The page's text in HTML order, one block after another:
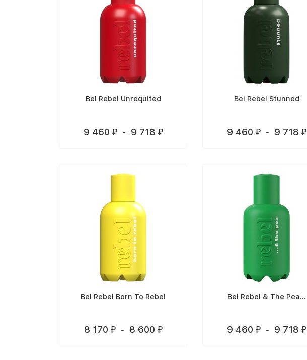
Bel Rebel Unrequited
9 460 ₽ - 9 718 ₽
Bel Rebel Stunned
9 460 ₽ - 9 718 ₽
Bel Rebel Born To Rebel
8 170 ₽ - 8 600 ₽
Bel Rebel & The Pea...
9 460 ₽ - 9 718 ₽